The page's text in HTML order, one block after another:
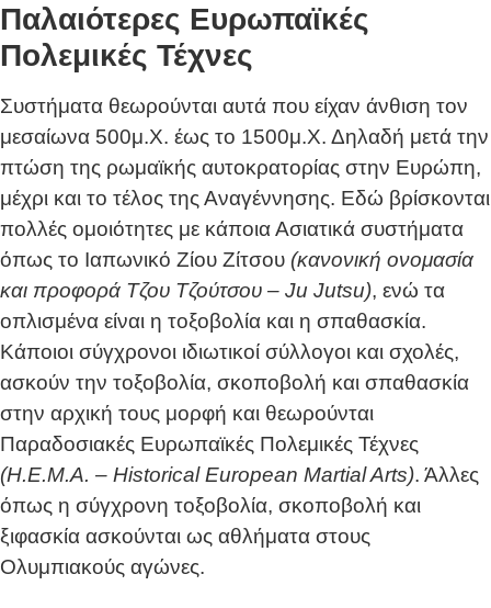
Παλαιότερες Ευρωπαϊκές
Πολεμικές Τέχνες
Συστήματα θεωρούνται αυτά που είχαν άνθιση τον
μεσαίωνα 500μ.Χ. έως το 1500μ.Χ. Δηλαδή μετά την
πτώση της ρωμαϊκής αυτοκρατορίας στην Ευρώπη,
μέχρι και το τέλος της Αναγέννησης. Εδώ βρίσκονται
πολλές ομοιότητες με κάποια Ασιατικά συστήματα
όπως το Ιαπωνικό Ζίου Ζίτσου (κανονική ονομασία
και προφορά Τζου Τζούτσου – Ju Jutsu), ενώ τα
οπλισμένα είναι η τοξοβολία και η σπαθασκία.
Κάποιοι σύγχρονοι ιδιωτικοί σύλλογοι και σχολές,
ασκούν την τοξοβολία, σκοποβολή και σπαθασκία
στην αρχική τους μορφή και θεωρούνται
Παραδοσιακές Ευρωπαϊκές Πολεμικές Τέχνες
(Η.Ε.Μ.Α. – Historical European Martial Arts). Άλλες
όπως η σύγχρονη τοξοβολία, σκοποβολή και
ξιφασκία ασκούνται ως αθλήματα στους
Ολυμπιακούς αγώνες.